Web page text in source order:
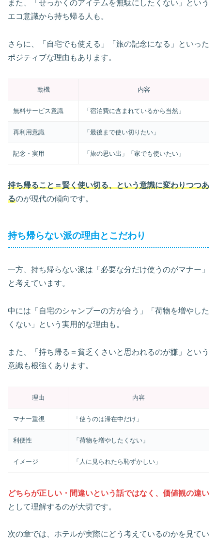
また、「せっかくのアイテムを無駄にしたくない」という
エコ意識から持ち帰る人も。
さらに、「自宅でも使える」「旅の記念になる」といった
ポジティブな理由もあります。
動機 内容
無料サービス意識 「宿泊費に含まれているから当然」
再利用意識 「最後まで使い切りたい」
記念・実用 「旅の思い出」「家でも使いたい」
持ち帰ること＝賢く使い切る、という意識に変わりつつあ
るのが現代の傾向です。
持ち帰らない派の理由とこだわり
一方、持ち帰らない派は「必要な分だけ使うのがマナー」
と考えています。
中には「自宅のシャンプーの方が合う」「荷物を増やした
くない」という実用的な理由も。
また、「持ち帰る＝貧乏くさいと思われるのが嫌」という
意識も根強くあります。
理由 内容
マナー重視 「使うのは滞在中だけ」
利便性 「荷物を増やしたくない」
イメージ 「人に見られたら恥ずかしい」
どちらが正しい・間違いという話ではなく、価値観の違い
として理解するのが大切です。
次の章では、ホテルが実際にどう考えているのかを見てい